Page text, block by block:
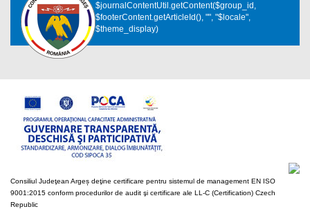
$journalContentUtil.getContent($group_id,
$footerContent.getArticleId(), "", "$locale",
$theme_display)
Consiliul Judeţean Argeș deţine certificare pentru sistemul de management EN ISO
9001:2015 conform procedurilor de audit şi certificare ale LL-C (Certification) Czech
Republic